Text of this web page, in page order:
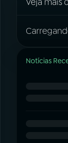
Notícias